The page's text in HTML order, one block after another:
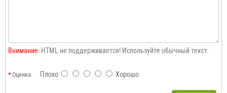
Внимание: HTML не поддерживается! Используйте обычный текст.
Оценка: Плохо Хорошо